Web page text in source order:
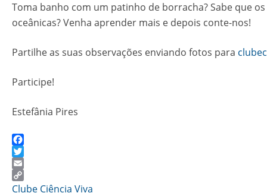
Toma banho com um patinho de borracha? Sabe que
oceânicas? Venha aprender mais e depois conte-nos!
Partilhe as suas observações enviando fotos para
Participe!
Estefânia Pires
Facebook
Twitter
Email
Copy
Clube Ciência Viva